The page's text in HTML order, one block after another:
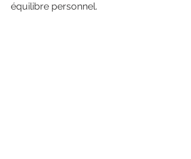
équilibre personnel.